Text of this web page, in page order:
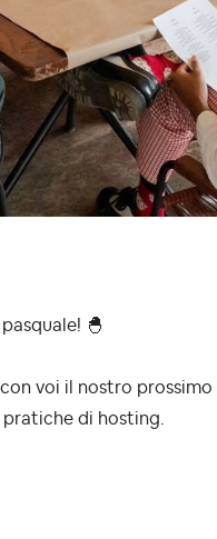
🐣
voi il nostro
di hosting.